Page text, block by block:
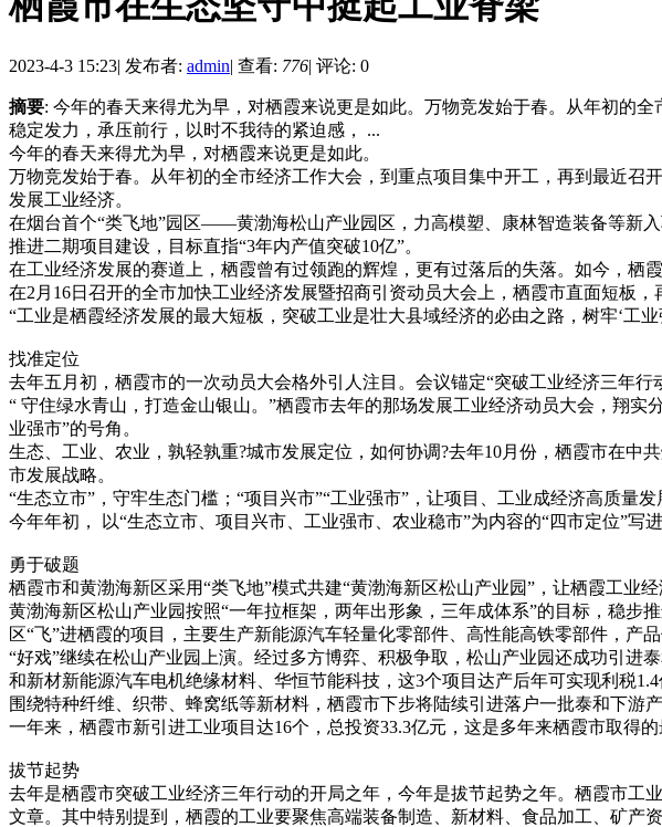
2023-4-3 15:23| 发布者: admin| 查看: 776| 评论: 0
摘要: 今年的春天来得尤为早，对栖霞来说更是如此。万物竞发始于春。从年初的
稳定发力，承压前行，以时不我待的紧迫感， ...
今年的春天来得尤为早，对栖霞来说更是如此。
万物竞发始于春。从年初的全市经济工作大会，到重点项目集中开工，再到最近
发展工业经济。
在烟台首个“类飞地”园区——黄渤海松山产业园区，力高模塑、康林智造装备等新
推进二期项目建设，目标直指“3年内产值突破10亿”。
在工业经济发展的赛道上，栖霞曾有过领跑的辉煌，更有过落后的失落。如今，栖
在2月16日召开的全市加快工业经济发展暨招商引资动员大会上，栖霞市直面短板
“工业是栖霞经济发展的最大短板，突破工业是壮大县域经济的必由之路，树牢‘工
找准定位
去年五月初，栖霞市的一次动员大会格外引人注目。会议锚定“突破工业经济三年行
“ 守住绿水青山，打造金山银山。”栖霞市去年的那场发展工业经济动员大会，翔实
业强市”的号角。
生态、工业、农业，孰轻孰重?城市发展定位，如何协调?去年10月份，栖霞市在
市发展战略。
“生态立市”，守牢生态门槛；“项目兴市”“工业强市”，让项目、工业成经济高质量
今年年初， 以“生态立市、项目兴市、工业强市、农业稳市”为内容的“四市定位”写
勇于破题
栖霞市和黄渤海新区采用“类飞地”模式共建“黄渤海新区松山产业园”，让栖霞工业经
黄渤海新区松山产业园按照“一年拉框架，两年出形象，三年成体系”的目标，稳
区“飞”进栖霞的项目，主要生产新能源汽车轻量化零部件、高性能高铁零部件，
“好戏”继续在松山产业园上演。经过多方博弈、积极争取，松山产业园还成功引
和新材新能源汽车电机绝缘材料、华恒节能科技，这3个项目达产后年可实现利税1.4
围绕特种纤维、织带、蜂窝纸等新材料，栖霞市下步将陆续引进落户一批泰和下游
一年来，栖霞市新引进工业项目达16个，总投资33.3亿元，这是多年来栖霞市取得的
拔节起势
去年是栖霞市突破工业经济三年行动的开局之年，今年是拔节起势之年。栖霞市
文章。其中特别提到，栖霞的工业要聚焦高端装备制造、新材料、食品加工、矿产资